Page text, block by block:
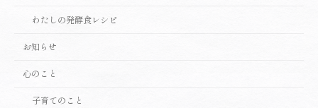
わたしの発酵食レシピ
お知らせ
心のこと
子育てのこと